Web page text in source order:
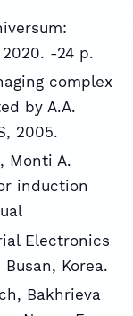
-24 p.
complex
by A.A.
2005.
Monti A.
induction
Electronics
Korea.
Bakhrieva